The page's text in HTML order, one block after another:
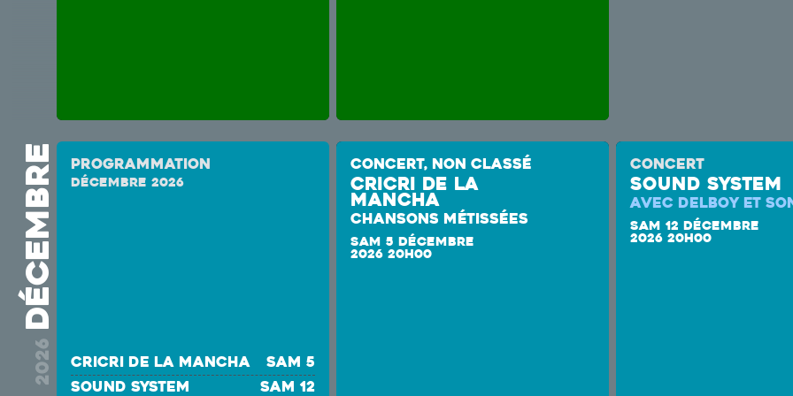
2026
décembre Programmation
décembre 2026
Cricri de la Mancha
sam 5
SOUND SYSTEM
sam 12
CONCERT, NON CLASSÉ
Cricri de la
Mancha
CHANSONS MÉTISSÉES
SAM 5 DÉCEMBRE
2026 20H00
CONCERT
SOUND SYSTEM
AVEC DELBOY ET
SAM 12 DÉCEMBRE
2026 20H00